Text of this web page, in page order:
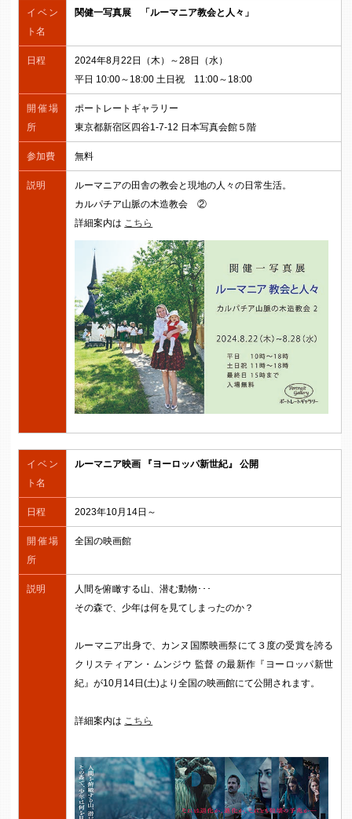
イベン
ト名
関健一写真展 「ルーマニア教会と人々」
日程
2024年8月22日（木）～28日（水）
平日 10:00～18:00 土日祝 11:00～18:00
開催場
所
ポートレートギャラリー
東京都新宿区四谷1-7-12 日本写真会館５階
参加費 無料
説明
ルーマニアの田舎の教会と現地の人々の日常生活。
カルパチア山脈の木造教会 ②
詳細案内は こちら
イベン
ト名
ルーマニア映画 『ヨーロッパ新世紀』 公開
日程 2023年10月14日～
開催場
所
全国の映画館
説明
人間を俯瞰する山、潜む動物･･･
その森で、少年は何を見てしまったのか？
ルーマニア出身で、カンヌ国際映画祭にて３度の受賞を誇る
クリスティアン・ムンジウ 監督 の最新作『ヨーロッパ新世
紀』が10月14日(土)より全国の映画館にて公開されます。
詳細案内は こちら